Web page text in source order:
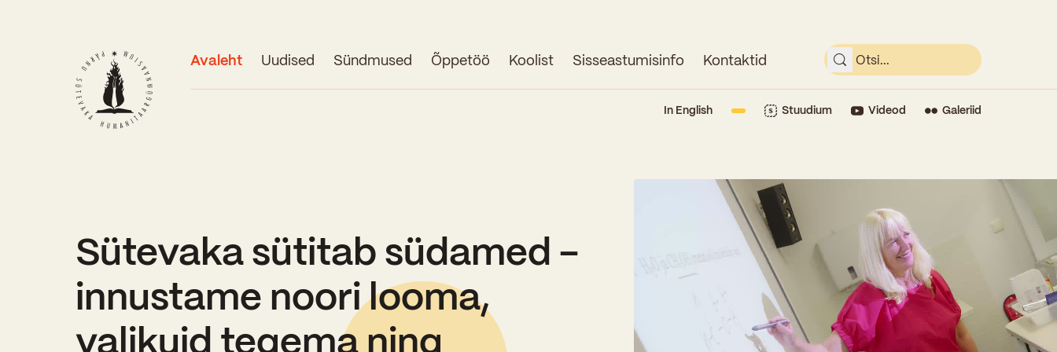
Avaleht Uudised Sündmused Õppetöö Koolist Sisseastumisinfo Kontaktid
In English Stuudium Videod Galeriid
Tunniplaan
Koolist
Sisseastumisinfo
Kontaktid
Sütevaka sütitab südamed -
innustame noori looma,
valikuid tegema ning